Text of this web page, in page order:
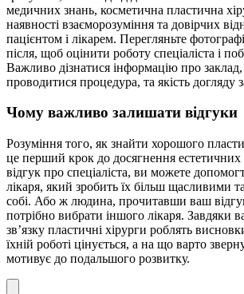
медичних знань, косметична пластична
наявності взаєморозуміння та довірчих
пацієнтом і лікарем. Перегляньте
після, щоб оцінити роботу спеціаліста і
Важливо дізнатися інформацію про
проводитися процедура, та якість догляду
Чому важливо залишати відгуки
Розуміння того, як знайти хорошого
це перший крок до досягнення
відгук про спеціаліста, ви можете
лікаря, який зробить їх більш щасливими
собі. Або ж людина, прочитавши ваш
потрібно вибрати іншого лікаря. Завдяки
зв’язку пластичні хірурги роблять
їхній роботі цінується, а на що варто
мотивує до подальшого розвитку.